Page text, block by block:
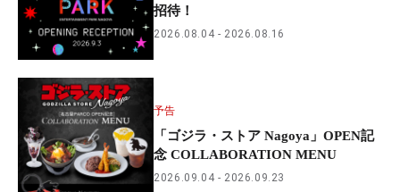
招待！
2026.08.04 2026.08.16
予告
「ゴジラ・ストア Nagoya」OPEN記
念 COLLABORATION MENU
2026.09.04 2026.09.23